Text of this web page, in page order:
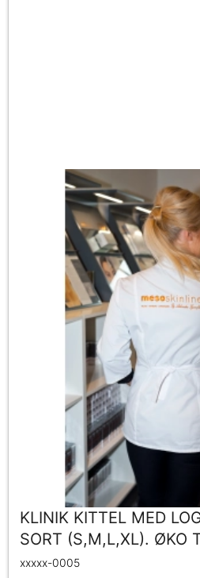
KLINIK KITTEL MED
SORT (S,M,L,XL). ØKO
xxxxx-0005